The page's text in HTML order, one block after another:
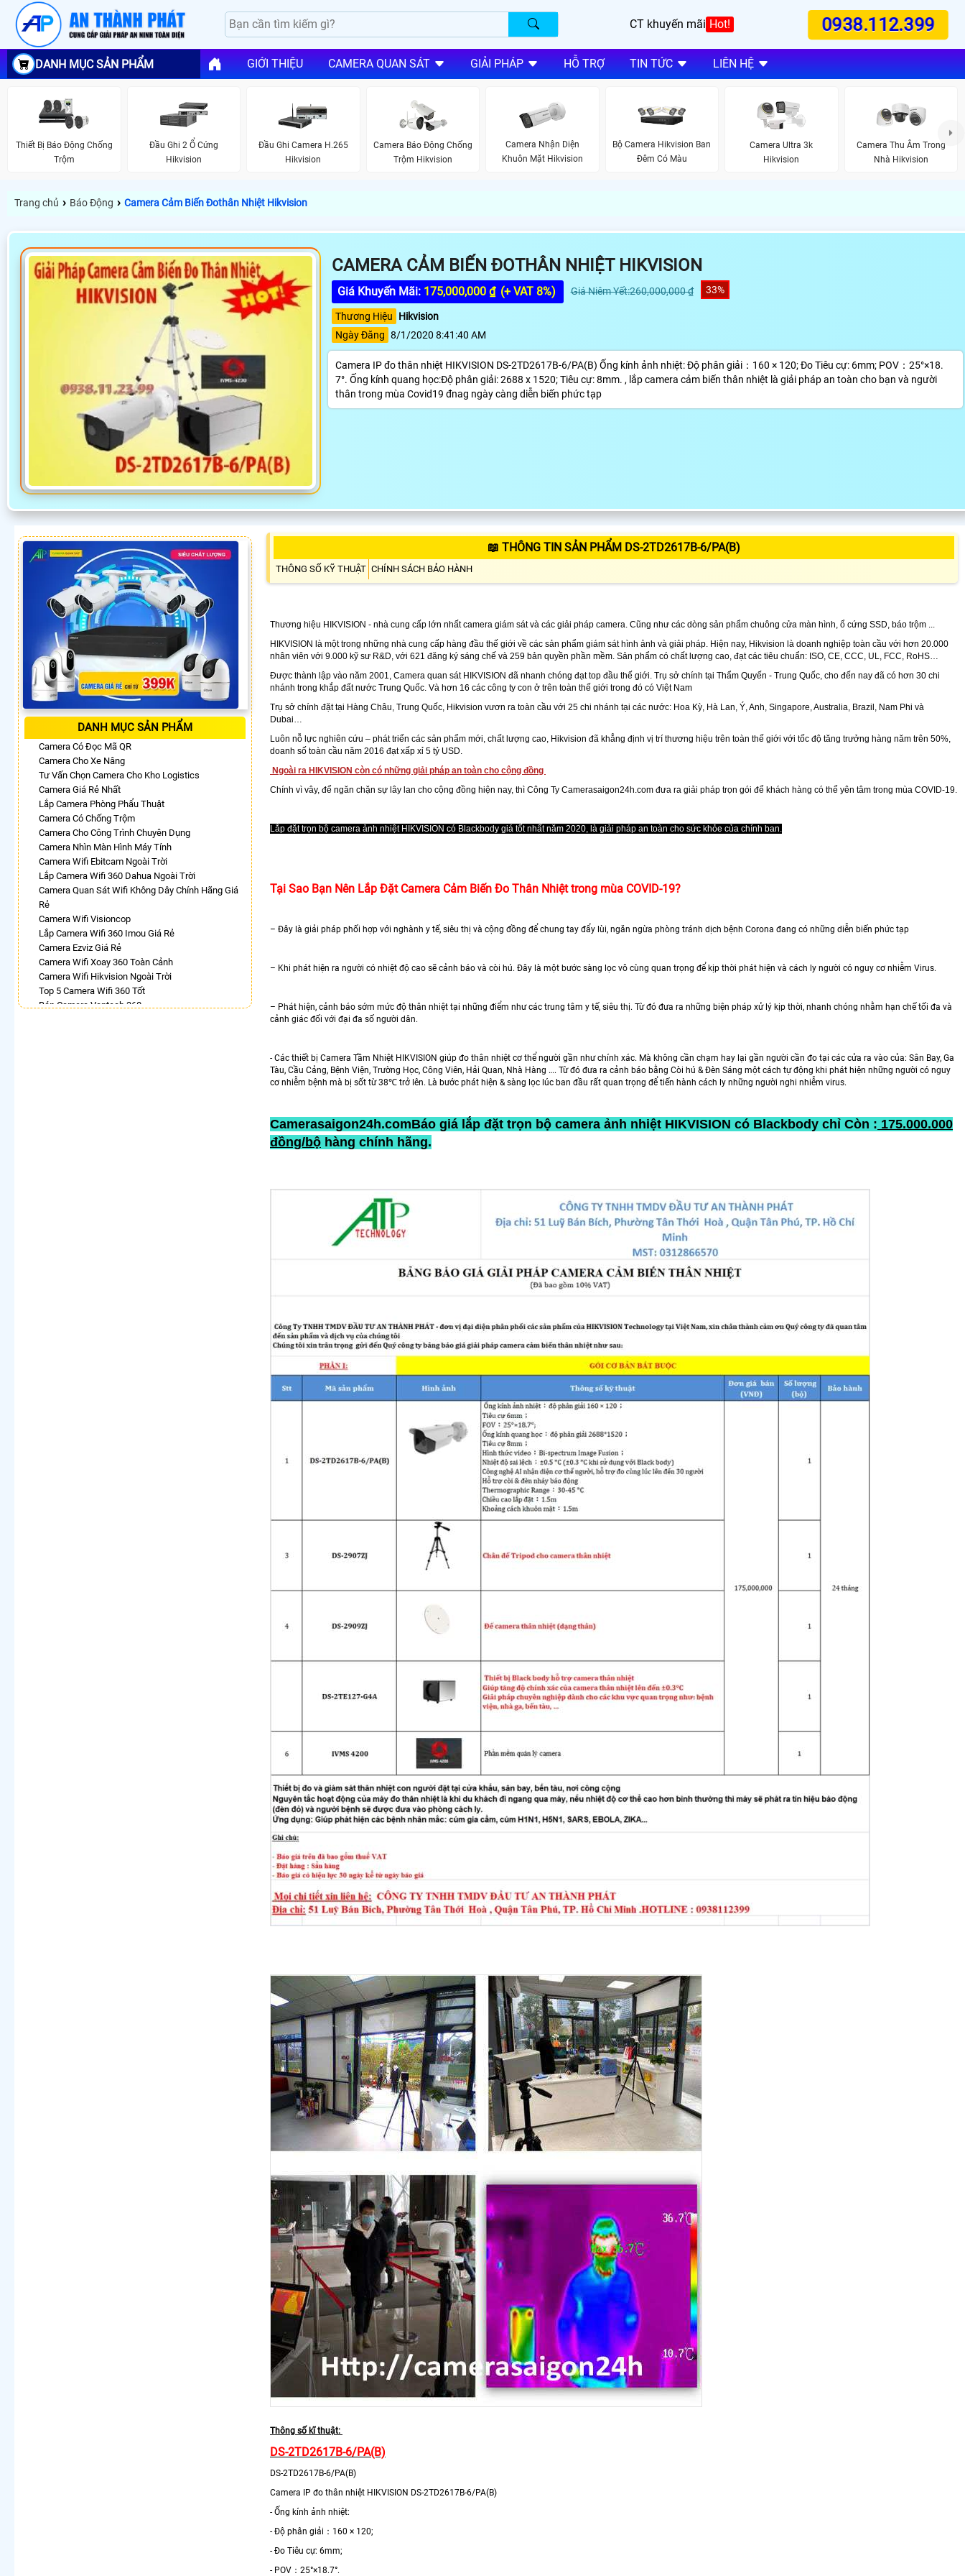
CT khuyến mãi Hot! 0938.112.399
DANH MỤC SẢN PHẨM GIỚI THIỆU CAMERA QUAN SÁT GIẢI PHÁP HỖ TRỢ TIN TỨC LIÊN HỆ
Thiết Bị Báo Động Chống
Trộm
Đầu Ghi 2 Ổ Cứng
Hikvision
Đầu Ghi Camera H.265
Hikvision
Camera Báo Động Chống
Trộm Hikvision
Camera Nhận Diện
Khuôn Mặt Hikvision
Bộ Camera Hikvision Ban
Đêm Có Màu
Camera Ultra 3k
Hikvision
Camera Thu Âm Trong
Nhà Hikvision
Trang chủ › Báo Động › Camera Cảm Biến Đothân Nhiệt Hikvision
CAMERA CẢM BIẾN ĐOTHÂN NHIỆT HIKVISION
Giá Khuyến Mãi: 175,000,000 ₫ (+ VAT 8%) Giá Niêm Yết:260,000,000 ₫ 33%
Thương Hiệu
Hikvision
Ngày Đăng 8/1/2020 8:41:40 AM
Camera IP đo thân nhiệt HIKVISION DS-2TD2617B-6/PA(B) Ống kính ảnh nhiệt: Độ phân giải：160 × 120; Đo Tiêu cự: 6mm; POV：25°×18.
7°. Ống kính quang học:Độ phân giải: 2688 x 1520; Tiêu cự: 8mm. , lắp camera cảm biến thân nhiệt là giải pháp an toàn cho bạn và người
thân trong mùa Covid19 đnag ngày càng diễn biến phức tạp
DANH MỤC SẢN PHẨM
Camera Có Đọc Mã QR
Camera Cho Xe Nâng
Tư Vấn Chọn Camera Cho Kho Logistics
Camera Giá Rẻ Nhất
Lắp Camera Phòng Phẩu Thuật
Camera Có Chống Trộm
Camera Cho Công Trình Chuyên Dụng
Camera Nhìn Màn Hình Máy Tính
Camera Wifi Ebitcam Ngoài Trời
Lắp Camera Wifi 360 Dahua Ngoài Trời
Camera Quan Sát Wifi Không Dây Chính Hãng Giá
Rẻ
Camera Wifi Visioncop
Lắp Camera Wifi 360 Imou Giá Rẻ
Camera Ezviz Giá Rẻ
Camera Wifi Xoay 360 Toàn Cảnh
Camera Wifi Hikvision Ngoài Trời
Top 5 Camera Wifi 360 Tốt
Bán Camera Vantech 360
📖 THÔNG TIN SẢN PHẨM DS-2TD2617B-6/PA(B)
THÔNG SỐ KỸ THUẬT CHÍNH SÁCH BẢO HÀNH
Thương hiệu HIKVISION - nhà cung cấp lớn nhất camera giám sát và các giải pháp camera. Cũng như các dòng sản phẩm chuông cửa màn hình, ổ cứng SSD, báo trộm ...
HIKVISION là một trong những nhà cung cấp hàng đầu thế giới về các sản phẩm giám sát hình ảnh và giải pháp. Hiện nay, Hikvision là doanh nghiệp toàn cầu với hơn 20.000
nhân viên với 9.000 kỹ sư R&D, với 621 đăng ký sáng chế và 259 bản quyền phần mềm. Sản phẩm có chất lượng cao, đạt các tiêu chuẩn: ISO, CE, CCC, UL, FCC, RoHS…
Được thành lập vào năm 2001, Camera quan sát HIKVISION đã nhanh chóng đạt top đầu thế giới. Trụ sở chính tại Thẩm Quyến - Trung Quốc, cho đến nay đã có hơn 30 chi
nhánh trong khắp đất nước Trung Quốc. Và hơn 16 các công ty con ở trên toàn thế giới trong đó có Việt Nam
Trụ sở chính đặt tại Hàng Châu, Trung Quốc, Hikvision vươn ra toàn cầu với 25 chi nhánh tại các nước: Hoa Kỳ, Hà Lan, Ý, Anh, Singapore, Australia, Brazil, Nam Phi và
Dubai…
Luôn nỗ lực nghiên cứu – phát triển các sản phẩm mới, chất lượng cao, Hikvision đã khẳng định vị trí thương hiệu trên toàn thế giới với tốc độ tăng trưởng hàng năm trên 50%,
doanh số toàn cầu năm 2016 đạt xấp xỉ 5 tỷ USD.
Ngoài ra HIKVISION còn có những giải pháp an toàn cho cộng đồng
Chính vì vây, để ngăn chặn sự lây lan cho cộng đồng hiện nay, thì Công Ty Camerasaigon24h.com đưa ra giải pháp trọn gói để khách hàng có thể yên tâm trong mùa COVID-19.
Lắp đặt trọn bộ camera ảnh nhiệt HIKVISION có Blackbody giá tốt nhất năm 2020, là giải pháp an toàn cho sức khỏe của chính ban.
Tại Sao Bạn Nên Lắp Đặt Camera Cảm Biến Đo Thân Nhiệt trong mùa COVID-19?
– Đây là giải pháp phối hợp với nghành y tế, siêu thị và cộng đồng để chung tay đẩy lùi, ngăn ngừa phòng tránh dịch bệnh Corona đang có những diễn biến phức tạp
– Khi phát hiện ra người có nhiệt độ cao sẽ cảnh báo và còi hú. Đây là một bước sàng lọc vô cùng quan trọng để kịp thời phát hiện và cách ly người có nguy cơ nhiễm Virus.
– Phát hiện, cảnh báo sớm mức độ thân nhiệt tại những điểm như các trung tâm y tế, siêu thị. Từ đó đưa ra những biện pháp xử lý kịp thời, nhanh chóng nhằm hạn chế tối đa và
cảnh giác đối với đại đa số người dân.
- Các thiết bị Camera Tầm Nhiệt HIKVISION giúp đo thân nhiệt cơ thể người gần như chính xác. Mà không cần chạm hay lại gần người cần đo tại các cửa ra vào của: Sân Bay, Ga
Tàu, Cầu Cảng, Bệnh Viện, Trường Học, Công Viên, Hải Quan, Nhà Hàng …. Từ đó đưa ra cảnh báo bằng Còi hú & Đèn Sáng một cách tự động khi phát hiện những người có nguy
cơ nhiễm bệnh mà bị sốt từ 38℃ trở lên. Là bước phát hiện & sàng lọc lúc ban đầu rất quan trọng để tiến hành cách ly những người nghi nhiễm virus.
Camerasaigon24h.comBáo giá lắp đặt trọn bộ camera ảnh nhiệt HIKVISION có Blackbody chỉ Còn : 175.000.000
đồng/bộ hàng chính hãng.
Thông số kĩ thuật:
DS-2TD2617B-6/PA(B)
DS-2TD2617B-6/PA(B)
Camera IP đo thân nhiệt HIKVISION DS-2TD2617B-6/PA(B)
- Ống kính ảnh nhiệt:
- Độ phân giải：160 × 120;
- Đo Tiêu cự: 6mm;
- POV：25°×18.7°.